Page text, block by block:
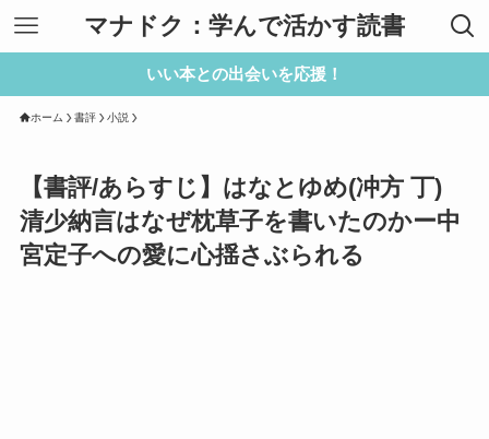
マナドク：学んで活かす読書
いい本との出会いを応援！
ホーム 書評 小説
【書評/あらすじ】はなとゆめ(冲方 丁)
清少納言はなぜ枕草子を書いたのかー中
宮定子への愛に心揺さぶられる